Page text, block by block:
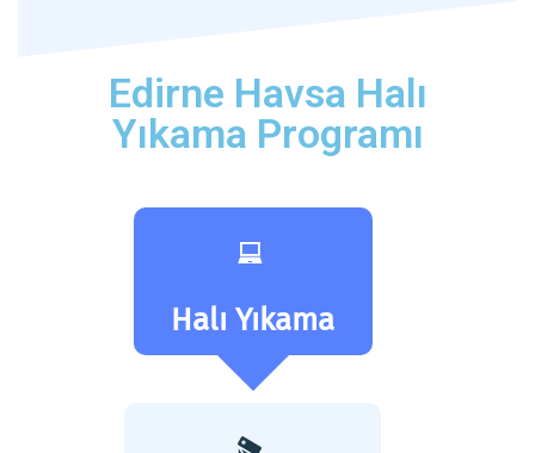
Edirne Havsa Halı
Yıkama Programı
Halı Yıkama